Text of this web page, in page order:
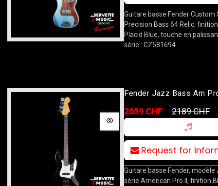
Guitare basse Fender Custom
Precision Bass 64 Relic,
Placid Blue, touche en
série : CZ581694.
Fender Jazz Bass Am
2059 CHF 2189 CHF
Request for
Guitare basse Fender, modèle
série American Pro II, finition